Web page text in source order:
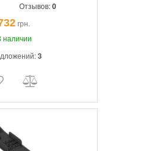
и влаги.
на липучке.
Отзывов:0
грн.
наличии
3